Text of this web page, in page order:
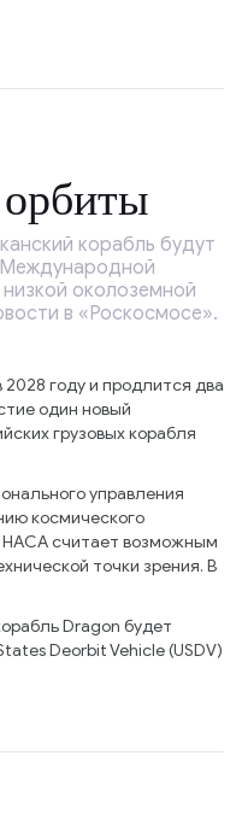
корабль будут
Международной
околоземной
в «Роскосмосе».
году и продлится два
один новый
грузовых корабля
управления
космического
НАСА считает возможным
точки зрения. В
Dragon будет
Deorbit Vehicle (USDV)